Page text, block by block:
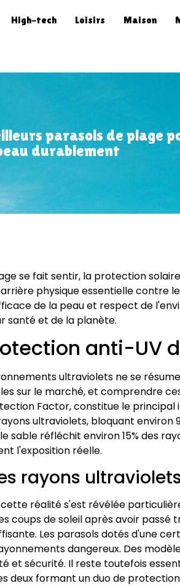
High-tech Loisirs Maison
parasols de plage
durablement
se fait sentir, la protection
physique essentielle contre
de la peau et respect de
santé et de la planète.
anti-UV
ultraviolets ne se
sur le marché, et comprendre
Factor, constitue le
ultraviolets, bloquant
réfléchit environ 15% des
l'exposition réelle.
rayons
réalité s'est révélée
de soleil après avoir passé
Les parasols dotés d'une
dangereux. Des
et sécurité. Il reste toutefois
formant un duo de